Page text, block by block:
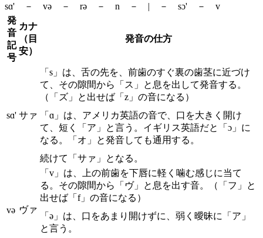
sɑ' － və － rə － n － | － sɔ' － v
発
音
記
号
カナ
（目
安）
発音の仕方
sɑ' サァ
「s」は、舌の先を、前歯のすぐ裏の歯茎に近づけ
て、その隙間から「ス」と息を出して発音する。
（「ズ」と出せば「z」の音になる）
「ɑ」は、アメリカ英語の音で、口を大きく開け
て、短く「ア」と言う。イギリス英語だと「ɔ」に
なる。「オ」と発音しても通用する。
続けて「サァ」となる。
və ヴァ
「v」は、上の前歯を下唇に軽く噛む感じに当て
る。その隙間から「ヴ」と息を出す音。（「フ」と
出せば「f」の音になる）
「ə」は、口をあまり開けずに、弱く曖昧に「ア」
と言う。